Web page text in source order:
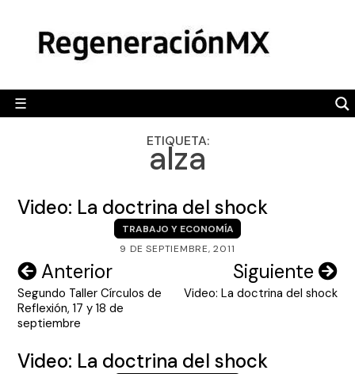
content
☰
POLÍTICA
CAMALEÓN
OPINIÓN
ENGLISH SECTION
VIDEOS
ETIQUETA:
alza
Video: La doctrina del shock
TRABAJO Y ECONOMÍA
9 DE SEPTIEMBRE, 2011
Navegación
de
entradas
Anterior
Segundo Taller Círculos de
Reflexión, 17 y 18 de
septiembre
Siguiente
Video: La doctrina del shock
Video: La doctrina del shock